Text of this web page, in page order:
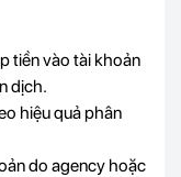
tiền vào tài khoản
dịch.
hiệu quả phân
do agency hoặc